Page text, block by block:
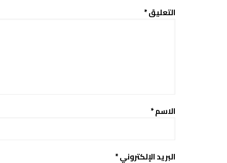
التعليق*
الاسم*
البريد الإلكتروني*